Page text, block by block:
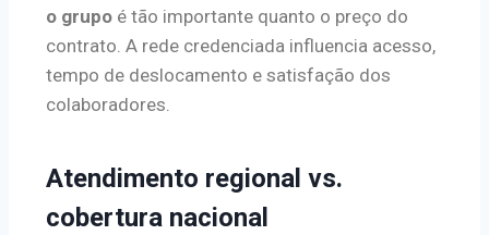
o grupo é tão importante quanto o preço do
contrato. A rede credenciada influencia acesso,
tempo de deslocamento e satisfação dos
colaboradores.
Atendimento regional vs.
cobertura nacional